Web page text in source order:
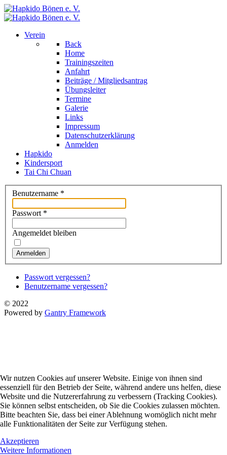
Verein
Back
Home
Trainingszeiten
Anfahrt
Beiträge / Mitgliedsantrag
Übungsleiter
Termine
Galerie
Links
Impressum
Datenschutzerklärung
Anmelden
Hapkido
Kindersport
Tai Chi Chuan
Benutzername *
Passwort *
Angemeldet bleiben
Anmelden
Passwort vergessen?
Benutzername vergessen?
© 2022
Powered by Gantry Framework
Wir nutzen Cookies auf unserer Website. Einige von ihnen sind
essenziell für den Betrieb der Seite, während andere uns helfen, diese
Website und die Nutzererfahrung zu verbessern (Tracking Cookies).
Sie können selbst entscheiden, ob Sie die Cookies zulassen möchten.
Bitte beachten Sie, dass bei einer Ablehnung womöglich nicht mehr
alle Funktionalitäten der Seite zur Verfügung stehen.
Akzeptieren
Weitere Informationen